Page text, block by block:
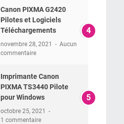
Canon PIXMA G2420
Pilotes et Logiciels
Téléchargements
novembre 28, 2021
Aucun
commentaire
Imprimante Canon
PIXMA TS3440 Pilote
pour Windows
octobre 25, 2021
1 commentaire